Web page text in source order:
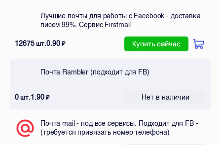
Лучшие почты для работы с Facebook - доставка
писем 99%. Сервис Firstmail
12675шт.0.90₽ Купить сейчас
Почта Rambler (подходит для FB)
0шт.1.90₽ Нет в наличии
Почта mail - под все сервисы. Подходит для FB -
(требуется привязать номер телефона)